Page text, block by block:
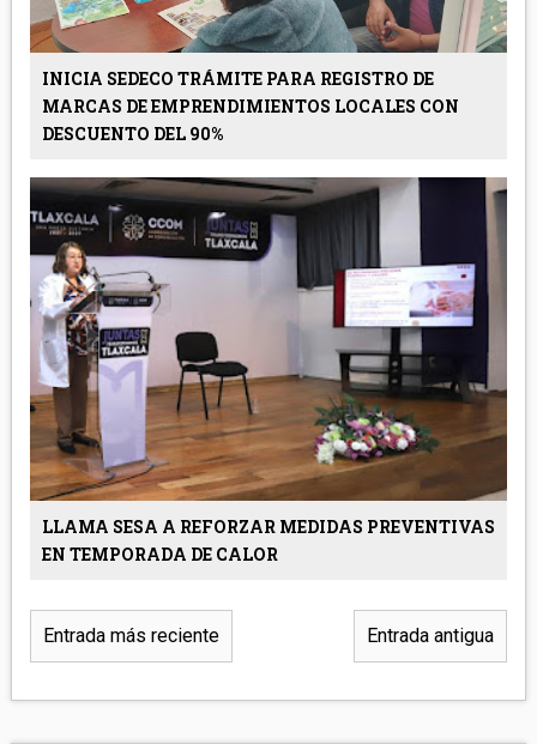
INICIA SEDECO TRÁMITE PARA REGISTRO DE
MARCAS DE EMPRENDIMIENTOS LOCALES CON
DESCUENTO DEL 90%
LLAMA SESA A REFORZAR MEDIDAS PREVENTIVAS
EN TEMPORADA DE CALOR
Entrada más reciente Entrada antigua